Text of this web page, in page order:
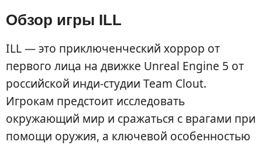
Обзор игры ILL
ILL — это приключенческий хоррор от
первого лица на движке Unreal Engine 5 от
российской инди-студии Team Clout.
Игрокам предстоит исследовать
окружающий мир и сражаться с врагами при
помощи оружия, а ключевой особенностью